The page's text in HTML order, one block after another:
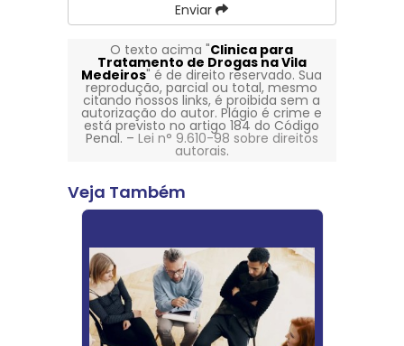
Enviar
O texto acima "Clinica para
Tratamento de Drogas na Vila
Medeiros" é de direito reservado. Sua
reprodução, parcial ou total, mesmo
citando nossos links, é proibida sem a
autorização do autor. Plágio é crime e
está previsto no artigo 184 do Código
Penal. – Lei n° 9.610-98 sobre direitos
autorais.
Veja Também